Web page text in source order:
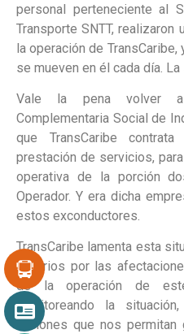
personal perteneciente al
Transporte SNTT,
la operación de
se mueven en él cada día.
Vale la pena volver a
Complementaria Social de
que TransCaribe
prestación de servicios,
operativa de la porción
Operador. Y era dicha
estos exconductores.
TransCaribe lamenta esta
usuarios por las
de la operación de
monitoreando la
acciones que nos